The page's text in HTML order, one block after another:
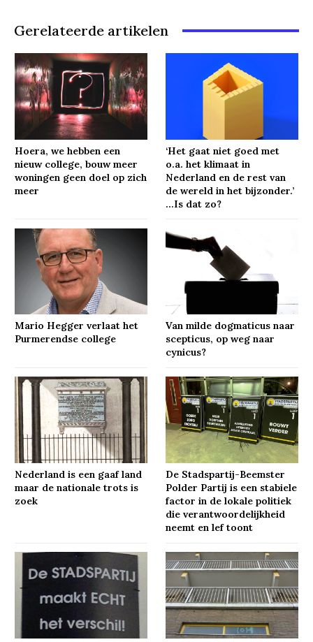
Gerelateerde artikelen
Hoera, we hebben een
nieuw college, bouw meer
woningen geen doel op zich
meer
‘Het gaat niet goed met
o.a. het klimaat in
Nederland en de rest van
de wereld in het bijzonder.’
…Is dat zo?
Mario Hegger verlaat het
Purmerendse college
Van milde dogmaticus naar
scepticus, op weg naar
cynicus?
Nederland is een gaaf land
maar de nationale trots is
zoek
De Stadspartij-Beemster
Polder Partij is een stabiele
factor in de lokale politiek
die verantwoordelijkheid
neemt en lef toont